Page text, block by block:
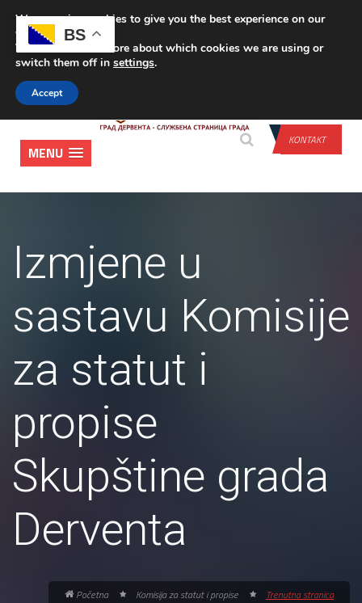
PRIJAVA
KONTAKT
MENU
Izmjene u
sastavu Komisije
za statut i
propise
Skupštine grada
Derventa
Početna Komisija za statut i propise Trenutna stranica
BS
We are using cookies to give you the best experience on our
website.
You can find out more about which cookies we are using or
switch them off in settings.
Accept